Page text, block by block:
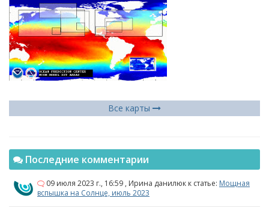
Все карты
Последние комментарии
09 июля 2023 г., 16:59 , Ирина данилюк к статье: Мощная
вспышка на Солнце, июль 2023